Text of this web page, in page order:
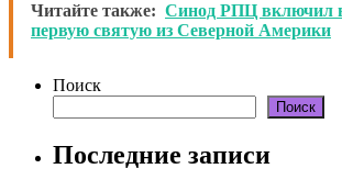
Читайте также: Синод РПЦ включил
первую святую из Северной Америки
Поиск
Поиск
Последние записи